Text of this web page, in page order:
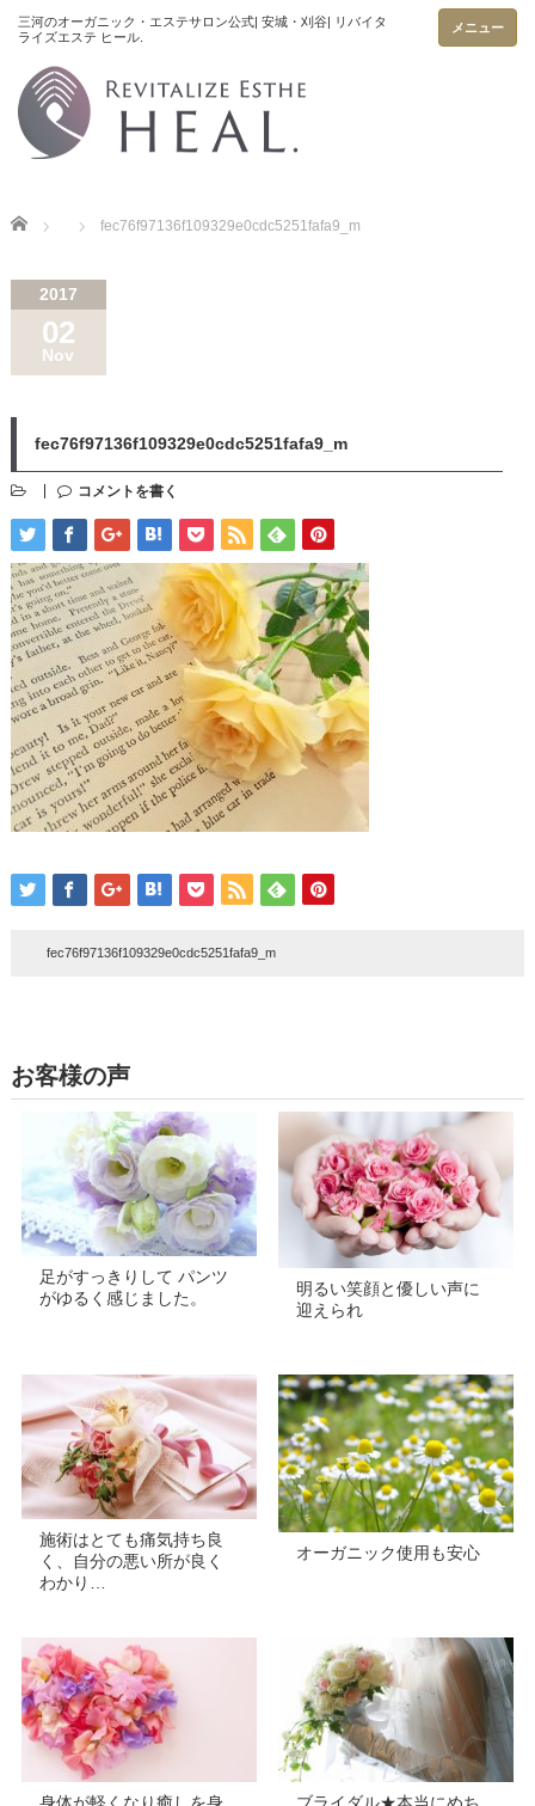
メニュー
Home fec76f97136f109329e0cdc5251fafa9_m
2017
02
Nov
fec76f97136f109329e0cdc5251fafa9_m
コメントを書く
fec76f97136f109329e0cdc5251fafa9_m
お客様の声
足がすっきりして パンツ
がゆるく感じました。
明るい笑顔と優しい声に
迎えられ
施術はとても痛気持ち良
く、自分の悪い所が良く
わかり…
オーガニック使用も安心